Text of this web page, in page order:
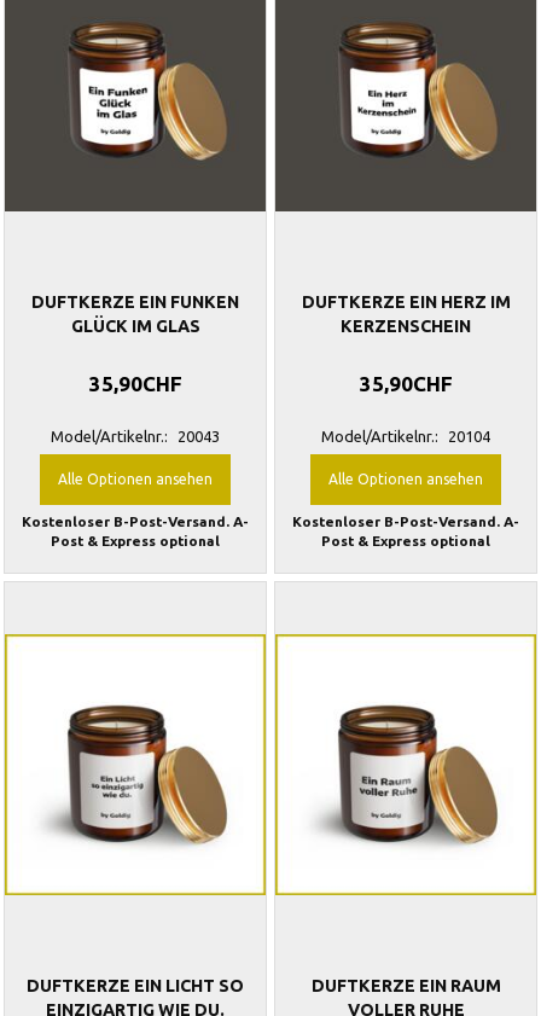
DUFTKERZE EIN FUNKEN
GLÜCK IM GLAS
35,90CHF
Model/Artikelnr.: 20043
Alle Optionen ansehen
Kostenloser B-Post-Versand. A-
Post & Express optional
DUFTKERZE EIN HERZ IM
KERZENSCHEIN
35,90CHF
Model/Artikelnr.: 20104
Alle Optionen ansehen
Kostenloser B-Post-Versand. A-
Post & Express optional
DUFTKERZE EIN LICHT SO
EINZIGARTIG WIE DU.
DUFTKERZE EIN RAUM
VOLLER RUHE